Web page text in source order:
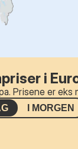
i
Prisene er eks
I MORGEN